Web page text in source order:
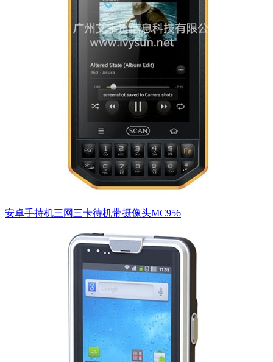
安卓手持机三网三卡待机带摄像头MC956